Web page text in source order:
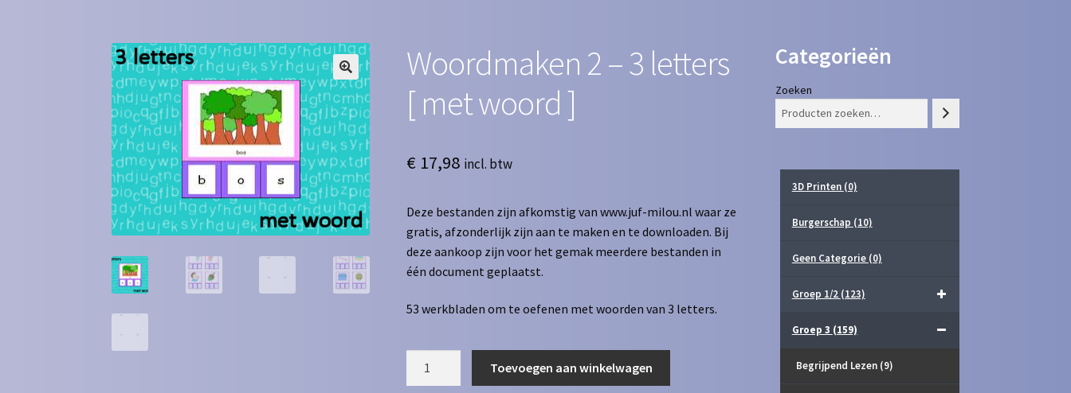
Woordmaken 2 – 3 letters
[ met woord ]
€ 17,98 incl. btw
Deze bestanden zijn afkomstig van www.juf-milou.nl waar ze
gratis, afzonderlijk zijn aan te maken en te downloaden. Bij
deze aankoop zijn voor het gemak meerdere bestanden in
één document geplaatst.
53 werkbladen om te oefenen met woorden van 3 letters.
Toevoegen aan winkelwagen
Categorieën
Zoeken
3D Printen (0)
Burgerschap (10)
Geen Categorie (0)
Groep 1/2 (123)
Groep 3 (159)
Begrijpend Lezen (9)